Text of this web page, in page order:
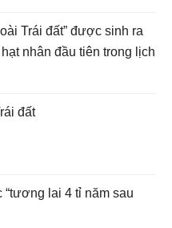
Trái đất” được sinh ra
nhân đầu tiên trong lịch
đất
lai 4 tỉ năm sau